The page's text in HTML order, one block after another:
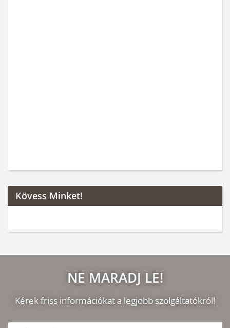
Kövess Minket!
NE MARADJ LE!
Kérek friss információkat a legjobb szolgáltatókról!